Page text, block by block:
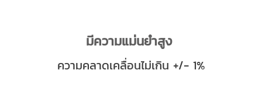
มีความแม่นยำสูง
ความคลาดเคลื่อนไม่เกิน +/- 1%